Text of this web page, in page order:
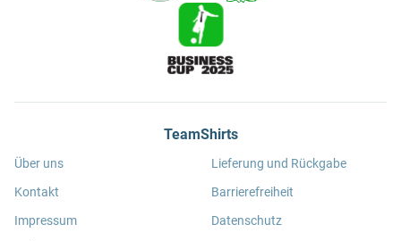
TeamShirts
Über uns
Kontakt
Impressum
Lieferung und Rückgabe
Barrierefreiheit
Datenschutz